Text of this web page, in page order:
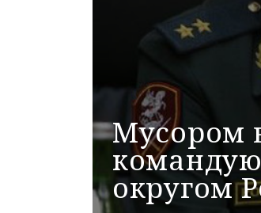
Мусором
округом